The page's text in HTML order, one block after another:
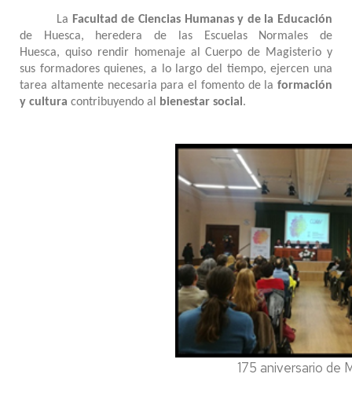
La Facultad de Ciencias Humanas y de la Educación
de Huesca, heredera de las Escuelas Normales de
Huesca, quiso rendir homenaje al Cuerpo de Magisterio y
sus formadores quienes, a lo largo del tiempo, ejercen una
tarea altamente necesaria para el fomento de la formación
y cultura contribuyendo al bienestar social .
175 aniversario de